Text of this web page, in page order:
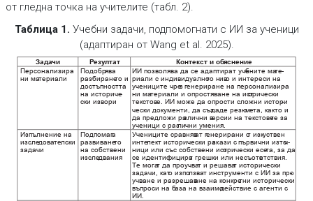
от гледна точка на учителите (табл. 2).
Таблица 1. Учебни задачи, подпомогнати с ИИ за ученици
(адаптиран от Wang et al. 2025).
Задачи Резултат Контекст и обяснение
Персонализира-
ни материали
Подобрява
разбирането и
достъпността
на историче-
ски извори
ИИ позволява да се адаптират учебните мате-
риали с индивидуалното ниво и интереси на
учениците чрез генериране на персонализира
-
ни материали и опростяване на исторически
текстове. ИИ може да опрости сложни истори
-
чески документи, да създаде резюмета, както и
да предложи различни версии на текстовете за
ученици с различни умения.
Изпълнение на
изследователски
задачи
Подпомага
развиването
на собствени
изследвания
Учениците сравняват генерирани от изкуствен
интелект исторически разкази с първични изто
ч-
ници или със собствени исторически есета, за да
се идентифицират грешки или несъответствия.
Те могат да проучват и решават исторически
задачи, като използват инструменти с ИИ за про
-
учване и разрешаване на конкретни исторически
въпроси на база на взаимодействие с агенти с
ИИ.